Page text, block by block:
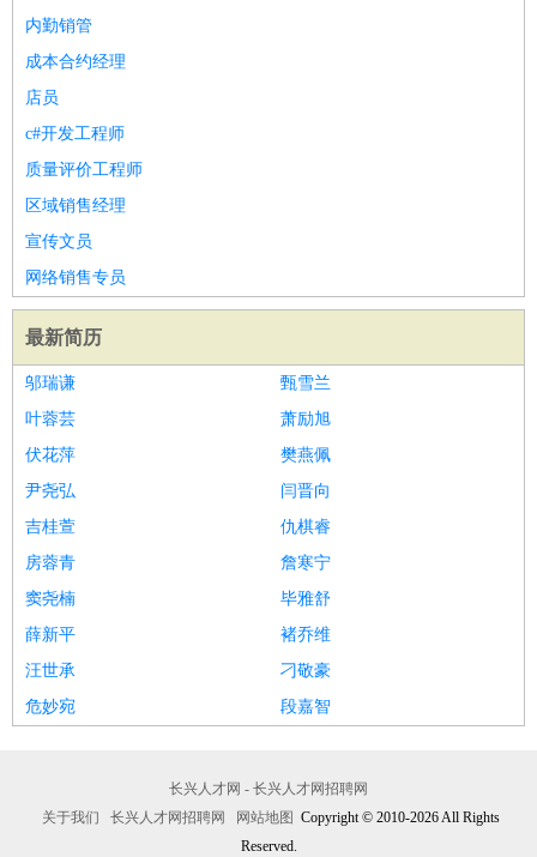
内勤销管
成本合约经理
店员
c#开发工程师
质量评价工程师
区域销售经理
宣传文员
网络销售专员
最新简历
邬瑞谦
甄雪兰
叶蓉芸
萧励旭
伏花萍
樊燕佩
尹尧弘
闫晋向
吉桂萱
仇棋睿
房蓉青
詹寒宁
窦尧楠
毕雅舒
薛新平
褚乔维
汪世承
刁敬豪
危妙宛
段嘉智
长兴人才网 - 长兴人才网招聘网
关于我们
长兴人才网招聘网 网站地图 Copyright © 2010-2026 All Rights
Reserved.